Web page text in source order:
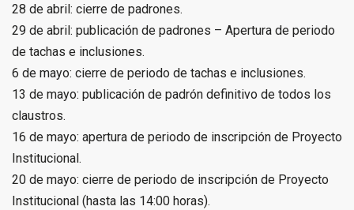
28 de abril: cierre de padrones.
29 de abril: publicación de padrones – Apertura de periodo
de tachas e inclusiones.
6 de mayo: cierre de periodo de tachas e inclusiones.
13 de mayo: publicación de padrón definitivo de todos los
claustros.
16 de mayo: apertura de periodo de inscripción de Proyecto
Institucional.
20 de mayo: cierre de periodo de inscripción de Proyecto
Institucional (hasta las 14:00 horas).